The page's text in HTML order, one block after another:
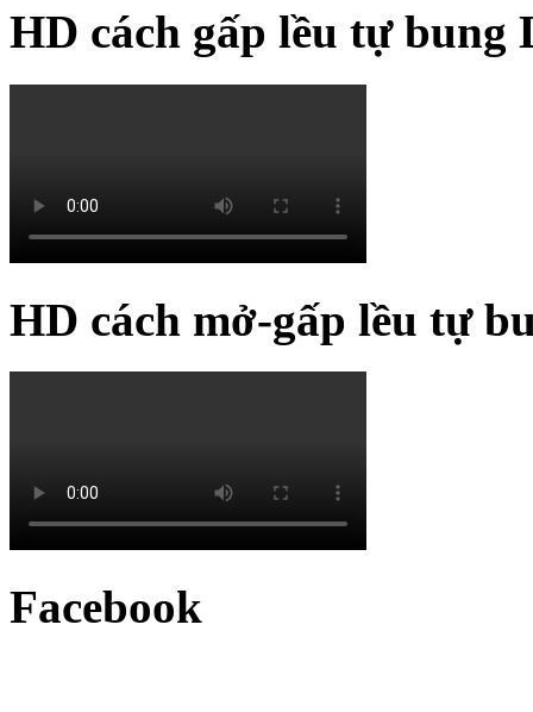
HD cách gấp lều tự bung
HD cách mở-gấp lều tự
Facebook